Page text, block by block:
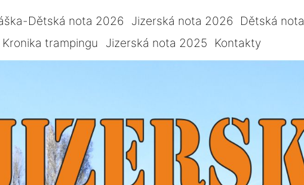
Dětská nota 2026 Jizerská nota 2026 Dětská nota
Kronika trampingu Jizerská nota 2025 Kontakty